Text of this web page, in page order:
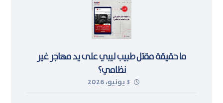
ما حقيقة مقتل طبيب ليبي على يد مهاجر غير
نظامي؟
3 يونيو، 2026